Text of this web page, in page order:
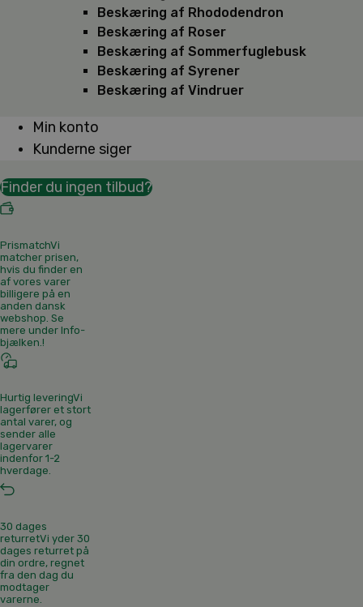
Beskæring af Rhododendron
Beskæring af Roser
Beskæring af Sommerfuglebusk
Beskæring af Syrener
Beskæring af Vindruer
Min konto
Kunderne siger
Finder du ingen tilbud?
PrismatchVi
matcher prisen,
hvis du finder en
af vores varer
billigere på en
anden dansk
webshop. Se
mere under Info-
bjælken.!
Hurtig leveringVi
lagerfører et stort
antal varer, og
sender alle
lagervarer
indenfor 1-2
hverdage.
30 dages
returretVi yder 30
dages returret på
din ordre, regnet
fra den dag du
modtager
varerne.